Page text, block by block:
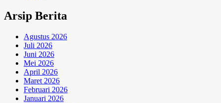
Arsip Berita
Agustus 2026
Juli 2026
Juni 2026
Mei 2026
April 2026
Maret 2026
Februari 2026
Januari 2026